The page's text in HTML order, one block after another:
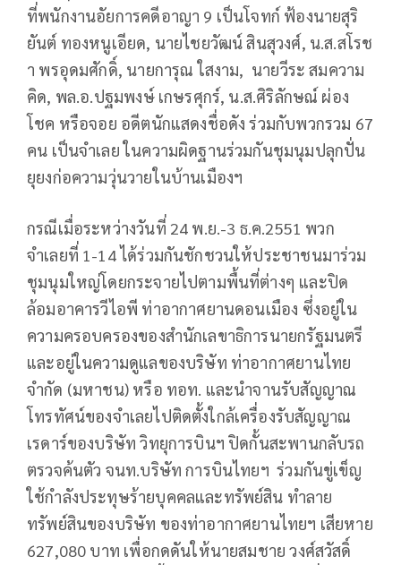
ที่พนักงานอัยการคดีอาญา 9 เป็นโจทก์ ฟ้องนายสุริ
ยันต์ ทองหนูเอียด, นายไชยวัฒน์ สินสุวงศ์, น.ส.สโรช
า พรอุดมศักดิ์, นายการุณ ใสงาม, นายวีระ สมความ
คิด, พล.อ.ปฐมพงษ์ เกษรศุกร์, น.ส.ศิริลักษณ์ ผ่อง
โชค หรือจอย อดีตนักแสดงชื่อดัง ร่วมกับพวกรวม 67
คน เป็นจำเลย ในความผิดฐานร่วมกันชุมนุมปลุกปั่น
ยุยงก่อความวุ่นวายในบ้านเมืองฯ
กรณีเมื่อระหว่างวันที่ 24 พ.ย.-3 ธ.ค.2551 พวก
จำเลยที่ 1-14 ได้ร่วมกันชักชวนให้ประชาชนมาร่วม
ชุมนุมใหญ่โดยกระจายไปตามพื้นที่ต่างๆ และปิด
ล้อมอาคารวีไอพี ท่าอากาศยานดอนเมือง ซึ่งอยู่ใน
ความครอบครองของสำนักเลขาธิการนายกรัฐมนตรี
และอยู่ในความดูแลของบริษัท ท่าอากาศยานไทย
จำกัด (มหาชน) หรือ ทอท. และนำจานรับสัญญาณ
โทรทัศน์ของจำเลยไปติดตั้งใกล้เครื่องรับสัญญาณ
เรดาร์ของบริษัท วิทยุการบินฯ ปิดกั้นสะพานกลับรถ
ตรวจค้นตัว จนท.บริษัท การบินไทยฯ ร่วมกันขู่เข็ญ
ใช้กำลังประทุษร้ายบุคคลและทรัพย์สิน ทำลาย
ทรัพย์สินของบริษัท ของท่าอากาศยานไทยฯ เสียหาย
627,080 บาท เพื่อกดดันให้นายสมชาย วงศ์สวัสดิ์